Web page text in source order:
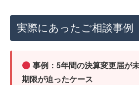
実際にあったご相談事例
事例：5年間の決算変更届が
期限が迫ったケース